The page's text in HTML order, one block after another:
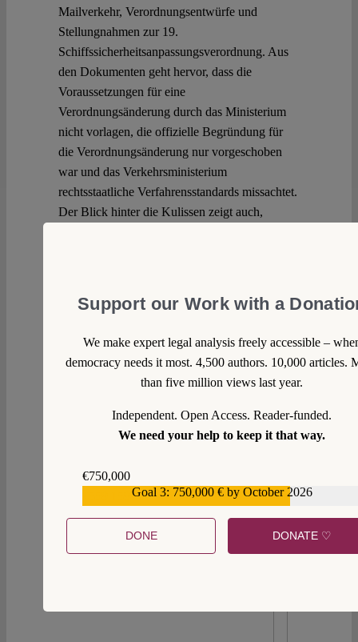
Mailverkehr, Verordnungsentwürfe und
Stellungnahmen zur 19.
Schiffssicherheitsanpassungsverordnung. Aus
den Dokumenten geht hervor, dass die
Voraussetzungen für eine
Verordnungsänderung durch das Ministerium
nicht vorlagen, die offizielle Begründung für
die Verordnungsänderung nur vorgeschoben
war und das Verkehrsministerium
rechtsstaatliche Verfahrensstandards missachtet.
Der Blick hinter die Kulissen zeigt auch,
Support our Work with a
We make expert legal analysis freely accessible –
democracy needs it most. 4,500 authors. 10,000 articles.
than five million views last year.
Independent. Open Access. Reader-funded.
We need your help to keep it that way.
€750,000
Goal 3: 750,000 € by October 2026
DONE DONATE ♡